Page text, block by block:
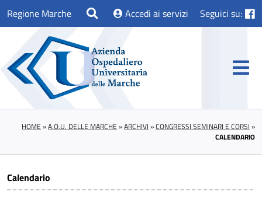
Regione Marche Accedi ai servizi Seguici su:
HOME »A.O.U. DELLE MARCHE »ARCHIVI »CONGRESSI SEMINARI E CORSI »
CALENDARIO
Calendario